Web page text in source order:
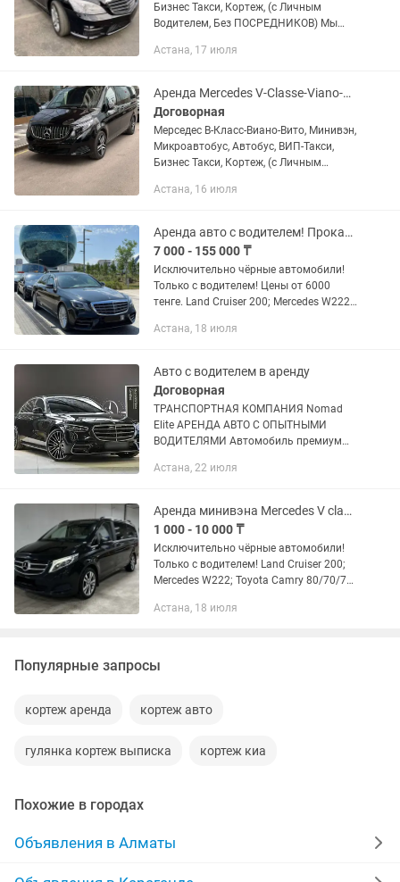
Бизнес Такси, Кортеж, (с Личным
Водителем, Без ПОСРЕДНИКОВ) Мы
аренда. • Выписка с роддома. •
Астана, 17 июля
Аренда Mercedes V-Classe-Viano-Vito
Договорная
Мерседес В-Класс-Виано-Вито, Минивэн,
Микроавтобус, Автобус, ВИП-Такси,
Бизнес Такси, Кортеж, (с Личным
можем предложить услуги: • Часовая
Астана, 16 июля
Аренда авто с водителем! Прокат авто. VIP taxi ( вип такси)
7 000 - 155 000 ₸
Исключительно чёрные автомобили!
Только с водителем! Цены от 6000
тенге. Land Cruiser 200; Mercedes W222;
Трансфер аэропорт/вокзал. Свадебные
Астана, 18 июля
Авто с водителем в аренду
Договорная
ТРАНСПОРТНАЯ КОМПАНИЯ Nomad
Elite АРЕНДА АВТО С ОПЫТНЫМИ
ВОДИТЕЛЯМИ Автомобиль премиум
222, Toyota Camry 80, V class Viana,
Астана, 22 июля
Аренда минивэна Mercedes V class / Viano / Vito / Мерседес виано
1 000 - 10 000 ₸
Исключительно чёрные автомобили!
Только с водителем! Land Cruiser 200;
Mercedes W222; Toyota Camry 80/70/75
вокзал. Свадебные кортежи, выписки
Астана, 18 июля
Популярные запросы
кортеж аренда кортеж авто
гулянка кортеж выписка кортеж киа
Похожие в городах
Объявления в Алматы